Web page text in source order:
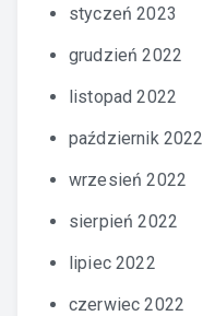
styczeń 2023
grudzień 2022
listopad 2022
październik 2022
wrzesień 2022
sierpień 2022
lipiec 2022
czerwiec 2022